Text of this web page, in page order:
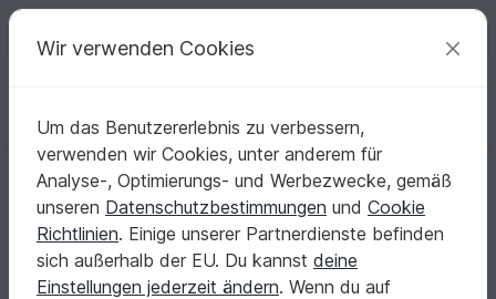
Deine kreativen Ideen
Deutsch | € (EUR) einloggen Kostenlos registrieren
Startseite Nähen Kinder Kleider
Drehkleid Schnittmuster u. Anleitung Jerseykleid Maje
Drehkleid Schnittmuster u. Anleitung
Jerseykleid Maje
Wir verwenden Cookies
Um das Benutzererlebnis zu verbessern,
verwenden wir Cookies, unter anderem für
Analyse-, Optimierungs- und Werbezwecke, gemäß
unseren Datenschutzbestimmungen und Cookie
Richtlinien. Einige unserer Partnerdienste befinden
sich außerhalb der EU. Du kannst deine
Einstellungen jederzeit ändern. Wenn du auf